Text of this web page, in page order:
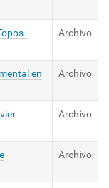
-
Archivo
en
Archivo
Archivo
Archivo